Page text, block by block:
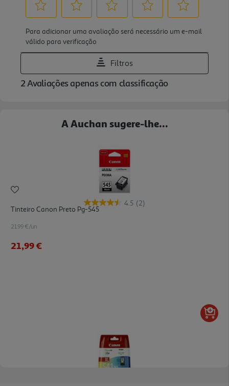
A Auchan sugere-lhe...
4.5 (2)
Tinteiro Canon Preto Pg-545
21.99 €/un
21,99 €